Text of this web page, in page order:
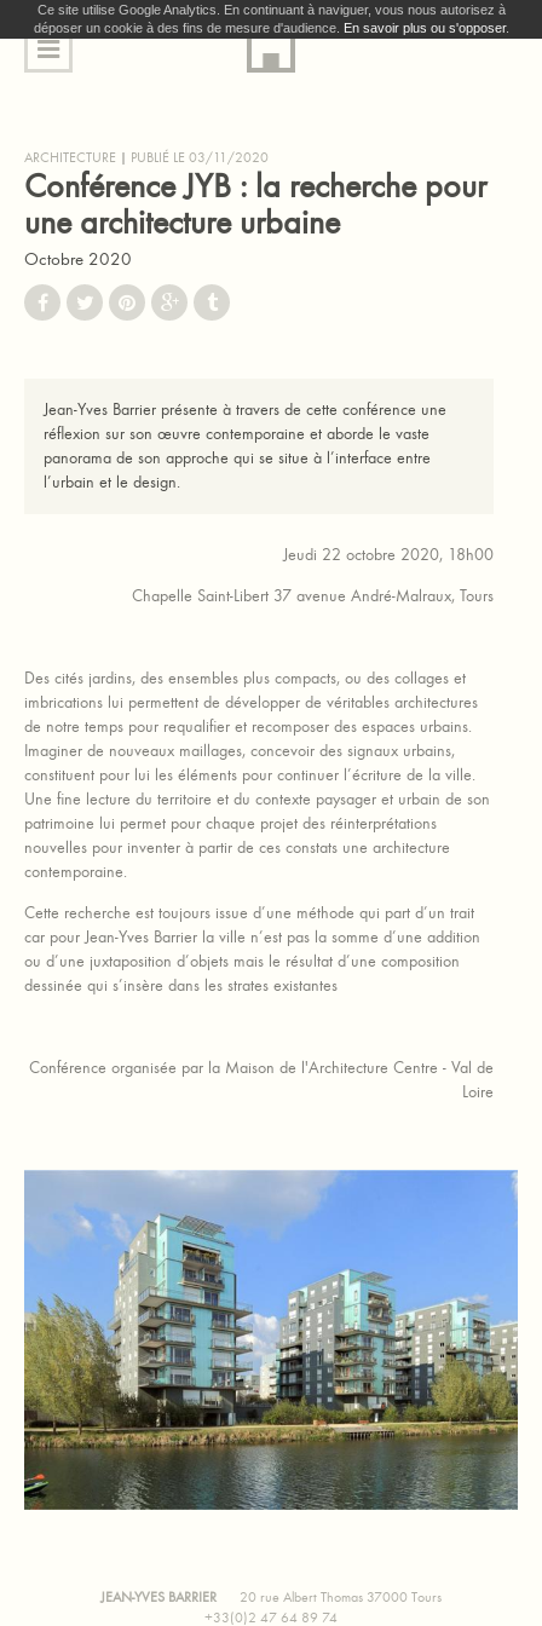
Ce site utilise Google Analytics. En continuant à naviguer, vous nous autorisez à
déposer un cookie à des fins de mesure d'audience. En savoir plus ou s'opposer.
ARCHITECTURE PUBLIÉ LE 03/11/2020
Conférence JYB : la recherche pour
une architecture urbaine
Octobre 2020
Jean-Yves Barrier présente à travers de cette conférence une
réflexion sur son œuvre contemporaine et aborde le vaste
panorama de son approche qui se situe à l’interface entre
l’urbain et le design.
Jeudi 22 octobre 2020, 18h00
Chapelle Saint-Libert 37 avenue André-Malraux, Tours
Des cités jardins, des ensembles plus compacts, ou des collages et
imbrications lui permettent de développer de véritables architectures
de notre temps pour requalifier et recomposer des espaces urbains.
Imaginer de nouveaux maillages, concevoir des signaux urbains,
constituent pour lui les éléments pour continuer l’écriture de la ville.
Une fine lecture du territoire et du contexte paysager et urbain de son
patrimoine lui permet pour chaque projet des réinterprétations
nouvelles pour inventer à partir de ces constats une architecture
contemporaine.
Cette recherche est toujours issue d’une méthode qui part d’un trait
car pour Jean-Yves Barrier la ville n’est pas la somme d’une addition
ou d’une juxtaposition d’objets mais le résultat d’une composition
dessinée qui s’insère dans les strates existantes
Conférence organisée par la Maison de l'Architecture Centre - Val de
Loire
JEAN-YVES BARRIER
20 rue Albert Thomas 37000 Tours
+33(0)2 47 64 89 74